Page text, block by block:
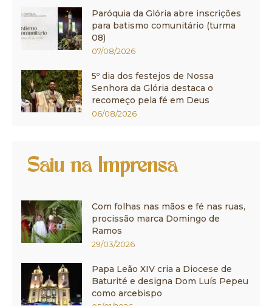
Paróquia da Glória abre inscrições
para batismo comunitário (turma
08)
07/08/2026
5º dia dos festejos de Nossa
Senhora da Glória destaca o
recomeço pela fé em Deus
06/08/2026
Saiu na Imprensa
Com folhas nas mãos e fé nas ruas,
procissão marca Domingo de
Ramos
29/03/2026
Papa Leão XIV cria a Diocese de
Baturité e designa Dom Luís Pepeu
como arcebispo